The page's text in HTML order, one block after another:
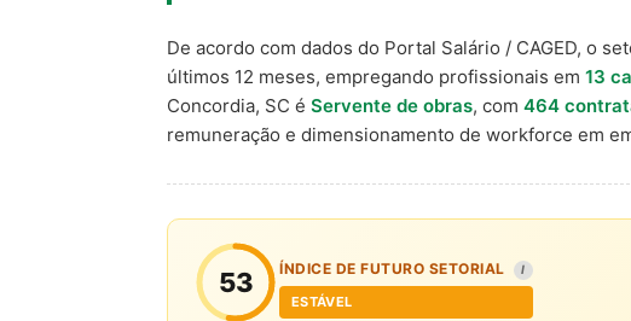
De acordo com dados do Portal Salário / CAGED, o
últimos 12 meses, empregando profissionais em 13
Concordia, SC é Servente de obras, com 464
remuneração e dimensionamento de workforce em
53 ÍNDICE DE FUTURO SETORIAL I
ESTÁVEL